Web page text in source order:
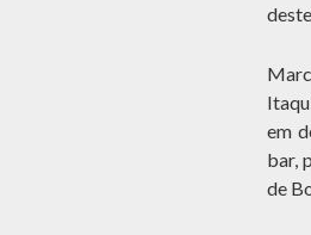
em
bar,
de